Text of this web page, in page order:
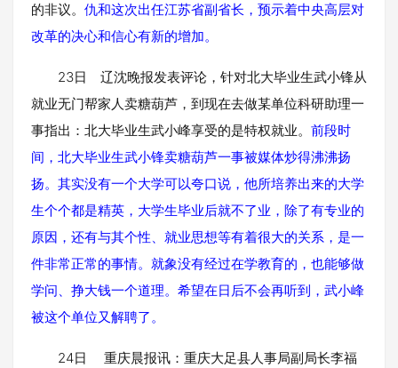
的非议。 仇和这次出任江苏省副省长，预示着中央高层对
改革的决心和信心有新的增加。
23日 辽沈晚报发表评论，针对北大毕业生武小锋从
就业无门帮家人卖糖葫芦，到现在去做某单位科研助理一
事指出：北大毕业生武小峰享受的是特权就业。 前段时
间，北大毕业生武小锋卖糖葫芦一事被媒体炒得沸沸扬
扬。其实没有一个大学可以夸口说，他所培养出来的大学
生个个都是精英，大学生毕业后就不了业，除了有专业的
原因，还有与其个性、就业思想等有着很大的关系，是一
件非常正常的事情。就象没有经过在学教育的，也能够做
学问、挣大钱一个道理。希望在日后不会再听到，武小峰
被这个单位又解聘了。
24日 重庆晨报讯：重庆大足县人事局副局长李福